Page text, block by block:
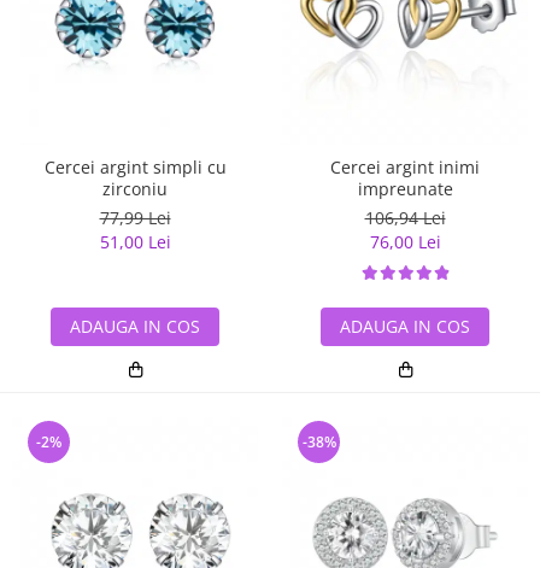
Cercei argint simpli cu
zirconiu
77,99 Lei
51,00 Lei
ADAUGA IN COS
Cercei argint inimi
impreunate
106,94 Lei
76,00 Lei
ADAUGA IN COS
-2% -38%